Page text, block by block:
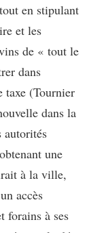
en stipulant
et les
de « tout le
dans
taxe (Tournier
dans la
autorités
une
à la ville,
accès
forains à ses